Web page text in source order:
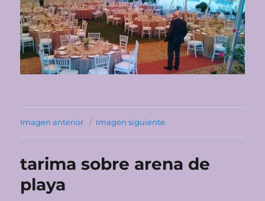
Imagen anterior Imagen siguiente
tarima sobre arena de
playa